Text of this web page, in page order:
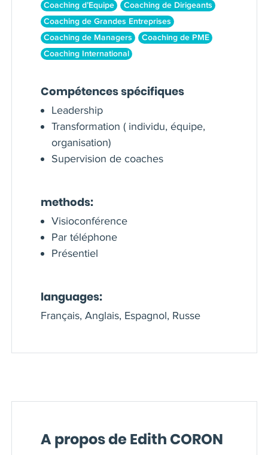
Coaching d’Equipe
Coaching de Dirigeants
Coaching de Grandes Entreprises
Coaching de Managers
Coaching de PME
Coaching International
Compétences spécifiques
Leadership
Transformation ( individu, équipe,
organisation)
Supervision de coaches
methods:
Visioconférence
Par téléphone
Présentiel
languages:
Français, Anglais, Espagnol, Russe
A propos de Edith CORON